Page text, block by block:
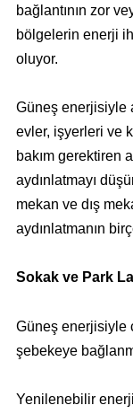
bağlantının zor
bölgelerin enerji
oluyor.
Güneş enerjisiyle
evler, işyerleri ve
bakım gerektiren
aydınlatmayı
mekan ve dış
aydınlatmanın
Sokak ve Park
Güneş enerjisiyle
şebekeye
Yenilenebilir